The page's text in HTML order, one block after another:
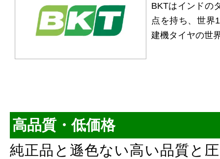
BKTはインドの
点を持ち、世界
建機タイヤの世
高品質・低価格
純正品と遜色ない高い品質と